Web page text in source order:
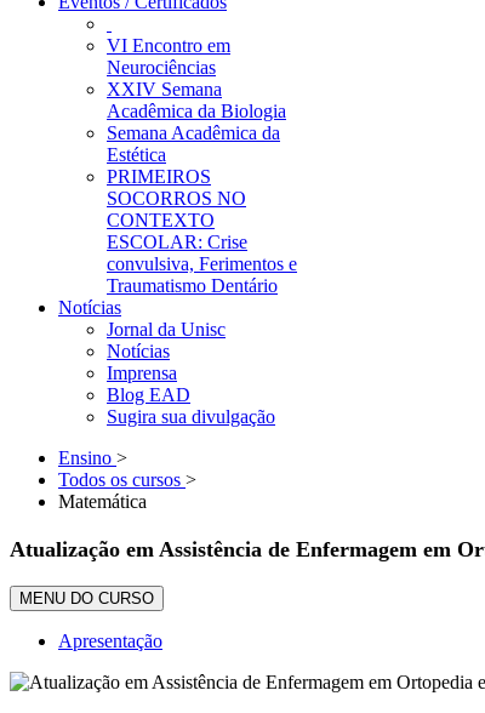
VI Encontro em
Neurociências
XXIV Semana
Acadêmica da Biologia
Semana Acadêmica da
Estética
PRIMEIROS
SOCORROS NO
CONTEXTO
ESCOLAR: Crise
convulsiva, Ferimentos e
Traumatismo Dentário
Notícias
Jornal da Unisc
Notícias
Imprensa
Blog EAD
Sugira sua divulgação
Ensino >
Todos os cursos >
Matemática
Atualização em Assistência de Enfermagem em
MENU DO CURSO
Apresentação